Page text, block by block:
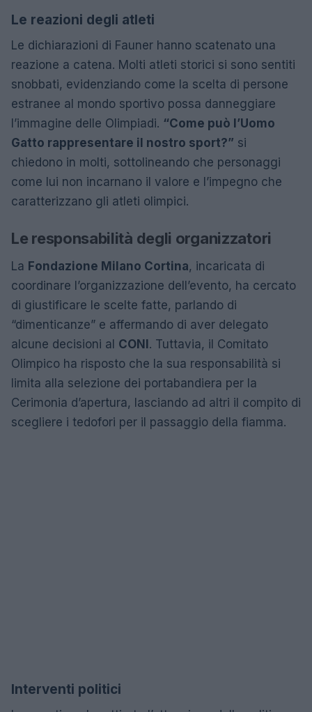
Le reazioni degli atleti
Le dichiarazioni di Fauner hanno scatenato una
reazione a catena. Molti atleti storici si sono sentiti
snobbati, evidenziando come la scelta di persone
estranee al mondo sportivo possa danneggiare
l’immagine delle Olimpiadi. “Come può l’Uomo
Gatto rappresentare il nostro sport?” si
chiedono in molti, sottolineando che personaggi
come lui non incarnano il valore e l’impegno che
caratterizzano gli atleti olimpici.
Le responsabilità degli organizzatori
La Fondazione Milano Cortina, incaricata di
coordinare l’organizzazione dell’evento, ha cercato
di giustificare le scelte fatte, parlando di
“dimenticanze” e affermando di aver delegato
alcune decisioni al CONI. Tuttavia, il Comitato
Olimpico ha risposto che la sua responsabilità si
limita alla selezione dei portabandiera per la
Cerimonia d’apertura, lasciando ad altri il compito di
scegliere i tedofori per il passaggio della fiamma.
Interventi politici